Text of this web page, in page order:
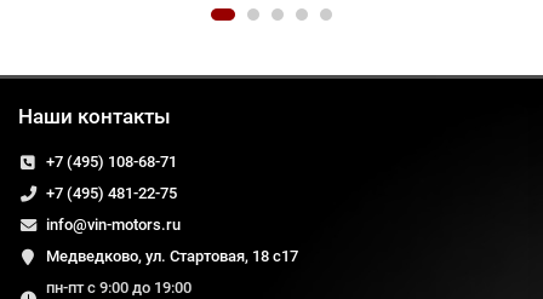
Наши контакты
+7 (495) 108-68-71
+7 (495) 481-22-75
info@vin-motors.ru
Медведково, ул. Стартовая, 18 с17
пн-пт с 9:00 до 19:00